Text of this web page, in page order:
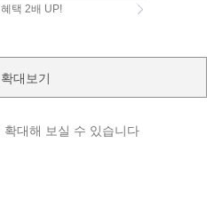
택 2배 UP!
확대보기
확대해 보실 수 있습니다